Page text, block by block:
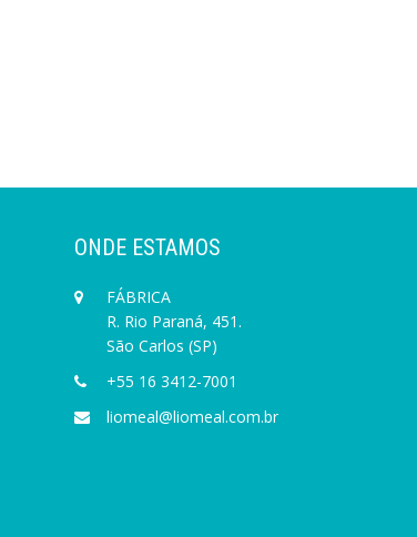
ONDE ESTAMOS
FÁBRICA
R. Rio Paraná, 451.
São Carlos (SP)
+55 16 3412-7001
liomeal@liomeal.com.br